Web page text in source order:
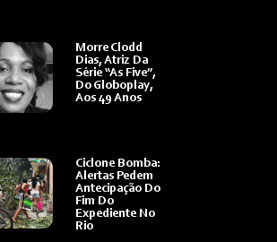
Morre Clodd
Dias, Atriz Da
Série “As Five”,
Do Globoplay,
Aos 49 Anos
Ciclone Bomba:
Alertas Pedem
Antecipação Do
Fim Do
Expediente No
Rio